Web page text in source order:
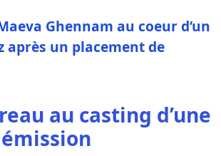
Ghennam au coeur d’un
après un placement de
au casting d’une